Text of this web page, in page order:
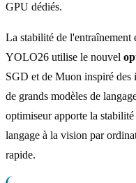
GPU dédiés.
La stabilité de l'entraînement
YOLO26 utilise le nouvel
SGD et de Muon inspiré des
de grands modèles de
optimiseur apporte la
langage à la vision par
rapide.